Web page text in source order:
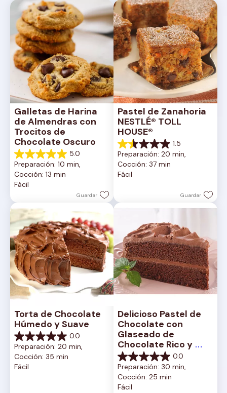
Galletas de Harina
de Almendras con
Trocitos de
Chocolate Oscuro
5.0
5.0
de
5
estrellas.
reseña
Preparación: 10 min,
Cocción: 13 min
Fácil
Guardar
Pastel de Zanahoria
NESTLÉ® TOLL
HOUSE®
1.5
1.5
de
5
estrellas.
Preparación: 20 min,
Cocción: 37 min
Fácil
Guardar
Torta de Chocolate
Húmedo y Suave
0.0
0.0
de
5
estrellas.
Preparación: 20 min,
Cocción: 35 min
Fácil
Delicioso Pastel de
Chocolate con
Glaseado de
Chocolate Rico y
Cremoso
0.0
0.0
de
5
estrellas.
Preparación: 30 min,
Cocción: 25 min
Fácil